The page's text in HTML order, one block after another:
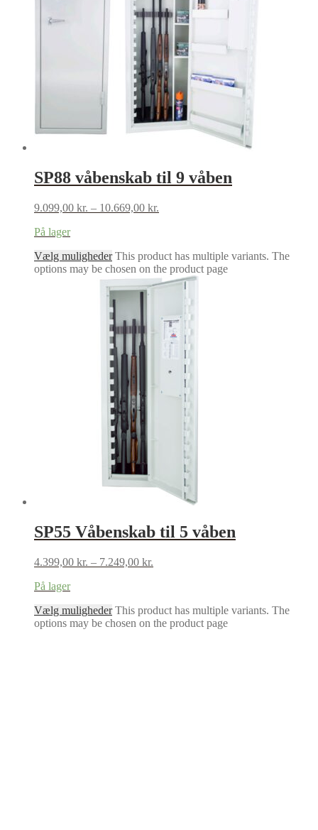
SP88 våbenskab til 9 våben
9.099,00 kr. – 10.669,00 kr.
På lager
Vælg mulighederThis product has multiple variants. The
options may be chosen on the product page
SP55 Våbenskab til 5 våben
4.399,00 kr. – 7.249,00 kr.
På lager
Vælg mulighederThis product has multiple variants. The
options may be chosen on the product page